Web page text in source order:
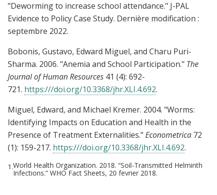
"Deworming to increase school attendance." J-PAL
Evidence to Policy Case Study. Dernière modification :
septembre 2022.
Bobonis, Gustavo, Edward Miguel, and Charu Puri-
Sharma. 2006. "Anemia and School Participation." The
Journal of Human Resources 41 (4): 692-
721. https:///doi.org/10.3368/jhr.XLI.4.692.
Miguel, Edward, and Michael Kremer. 2004. "Worms:
Identifying Impacts on Education and Health in the
Presence of Treatment Externalities." Econometrica 72
(1): 159-217. https:///doi.org/10.3368/jhr.XLI.4.692.
1.World Health Organization. 2018. “Soil-Transmitted Helminth
Infections.” WHO Fact Sheets, 20 fevrier 2018.